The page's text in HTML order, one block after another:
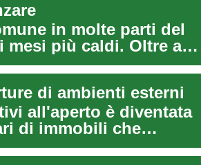
in molte parti del
mesi più caldi. Oltre a
di ambienti esterni
all'aperto è diventata
di immobili che